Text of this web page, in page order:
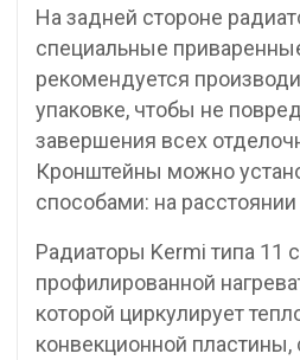
На задней стороне
специальные
рекомендуется
упаковке, чтобы не
завершения всех
Кронштейны можно
способами: на
Радиаторы Kermi типа 11
профилированной
которой циркулирует
конвекционной